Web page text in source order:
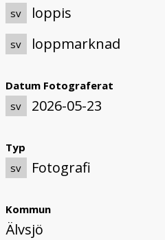
sv loppis
sv loppmarknad
Datum Fotograferat
sv
2026-05-23
Typ
sv
Fotografi
Kommun
Älvsjö